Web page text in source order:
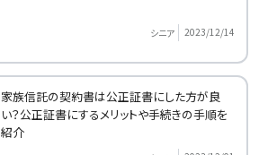
シニア 2023/12/14
家族信託の契約書は公正証書にした方が良
い？公正証書にするメリットや手続きの手順を
紹介